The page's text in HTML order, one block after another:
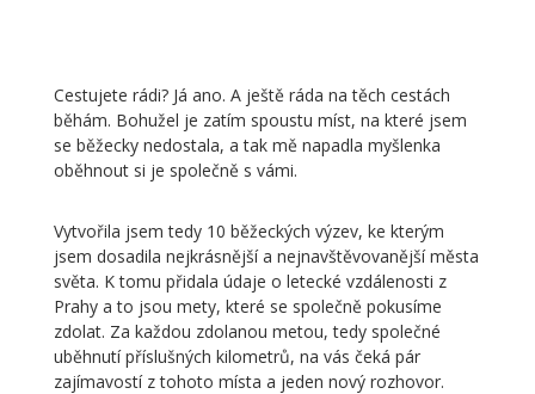
Cestujete rádi? Já ano. A ještě ráda na těch cestách
běhám. Bohužel je zatím spoustu míst, na které jsem
se běžecky nedostala, a tak mě napadla myšlenka
oběhnout si je společně s vámi.
Vytvořila jsem tedy 10 běžeckých výzev, ke kterým
jsem dosadila nejkrásnější a nejnavštěvovanější města
světa. K tomu přidala údaje o letecké vzdálenosti z
Prahy a to jsou mety, které se společně pokusíme
zdolat. Za každou zdolanou metou, tedy společné
uběhnutí příslušných kilometrů, na vás čeká pár
zajímavostí z tohoto místa a jeden nový rozhovor.